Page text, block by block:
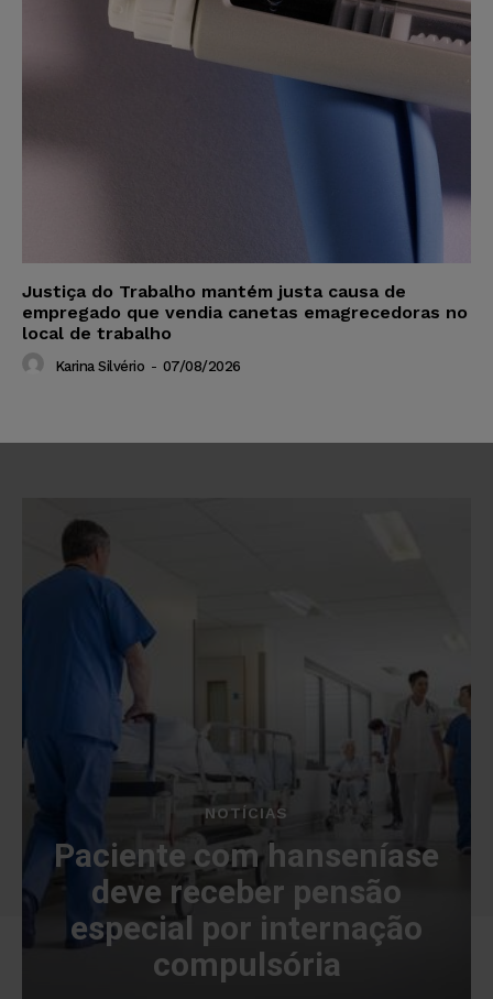
Justiça do Trabalho mantém justa causa de
empregado que vendia canetas emagrecedoras no
local de trabalho
Karina Silvério - 07/08/2026